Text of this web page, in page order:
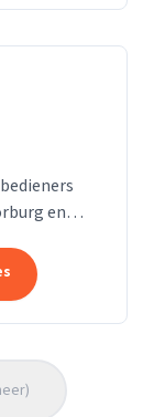
en
)